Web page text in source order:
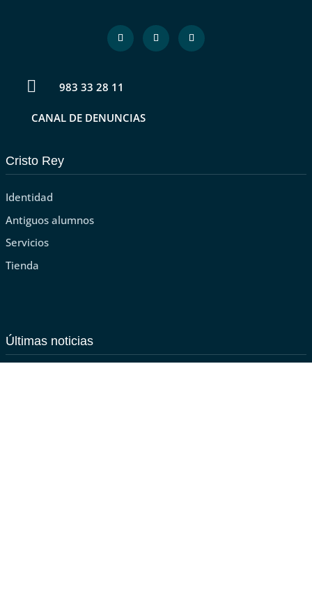
 983 33 28 11
CANAL DE DENUNCIAS
Cristo Rey
Identidad
Antiguos alumnos
Servicios
Tienda
Últimas noticias